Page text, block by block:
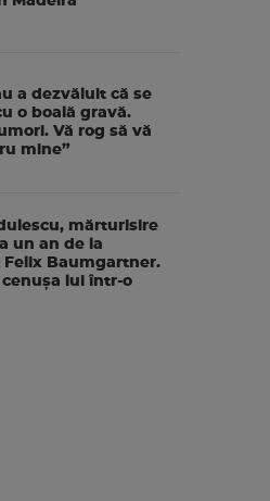
a dezvăluit că se
o boală gravă.
Vă rog să vă
mine”
mărturisire
un an de la
Felix Baumgartner.
lui într-o